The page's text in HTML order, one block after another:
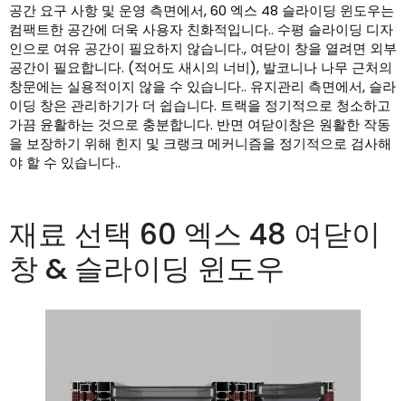
공간 요구 사항 및 운영 측면에서, 60 엑스 48 슬라이딩 윈도우는
컴팩트한 공간에 더욱 사용자 친화적입니다.. 수평 슬라이딩 디자
인으로 여유 공간이 필요하지 않습니다., 여닫이 창을 열려면 외부
공간이 필요합니다. (적어도 새시의 너비), 발코니나 나무 근처의
창문에는 실용적이지 않을 수 있습니다.. 유지관리 측면에서, 슬라
이딩 창은 관리하기가 더 쉽습니다. 트랙을 정기적으로 청소하고
가끔 윤활하는 것으로 충분합니다. 반면 여닫이창은 원활한 작동
을 보장하기 위해 힌지 및 크랭크 메커니즘을 정기적으로 검사해
야 할 수 있습니다..
재료 선택 60 엑스 48 여닫이
창 & 슬라이딩 윈도우